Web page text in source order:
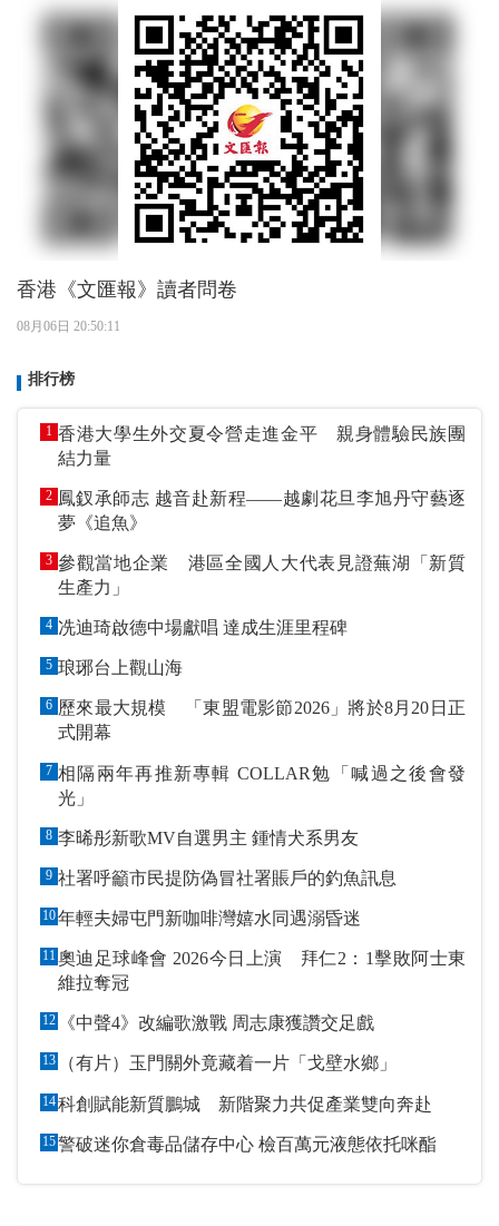
香港《文匯報》讀者問卷
08月06日 20:50:11
排行榜
1 香港大學生外交夏令營走進金平 親身體驗民族團
結力量
2 鳳釵承師志 越音赴新程——越劇花旦李旭丹守藝逐
夢《追魚》
3 參觀當地企業 港區全國人大代表見證蕪湖「新質
生產力」
4 冼迪琦啟德中場獻唱 達成生涯里程碑
5 琅琊台上觀山海
6 歷來最大規模 「東盟電影節2026」將於8月20日正
式開幕
7 相隔兩年再推新專輯 COLLAR勉「喊過之後會發
光」
8 李晞彤新歌MV自選男主 鍾情犬系男友
9 社署呼籲市民提防偽冒社署賬戶的釣魚訊息
10年輕夫婦屯門新咖啡灣嬉水同遇溺昏迷
11奧迪足球峰會 2026今日上演 拜仁2：1擊敗阿士東
維拉奪冠
12 《中聲4》改編歌激戰 周志康獲讚交足戲
13 （有片）玉門關外竟藏着一片「戈壁水鄉」
14科創賦能新質鵬城 新階聚力共促產業雙向奔赴
15警破迷你倉毒品儲存中心 檢百萬元液態依托咪酯